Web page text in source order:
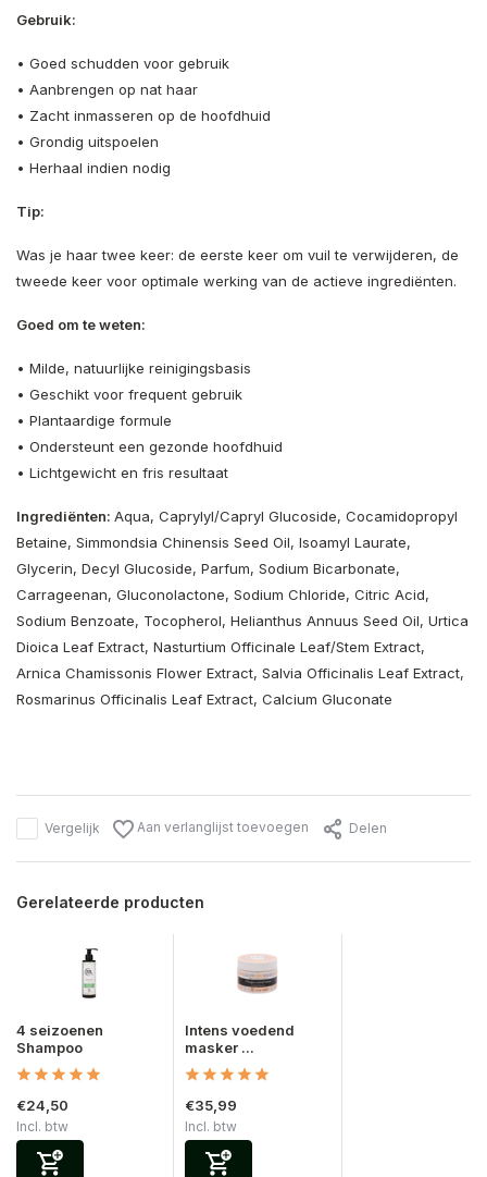
Gebruik:
• Goed schudden voor gebruik
• Aanbrengen op nat haar
• Zacht inmasseren op de hoofdhuid
• Grondig uitspoelen
• Herhaal indien nodig
Tip:
Was je haar twee keer: de eerste keer om vuil te verwijderen, de
tweede keer voor optimale werking van de actieve ingrediënten.
Goed om te weten:
• Milde, natuurlijke reinigingsbasis
• Geschikt voor frequent gebruik
• Plantaardige formule
• Ondersteunt een gezonde hoofdhuid
• Lichtgewicht en fris resultaat
Ingrediënten: Aqua, Caprylyl/Capryl Glucoside, Cocamidopropyl
Betaine, Simmondsia Chinensis Seed Oil, Isoamyl Laurate,
Glycerin, Decyl Glucoside, Parfum, Sodium Bicarbonate,
Carrageenan, Gluconolactone, Sodium Chloride, Citric Acid,
Sodium Benzoate, Tocopherol, Helianthus Annuus Seed Oil, Urtica
Dioica Leaf Extract, Nasturtium Officinale Leaf/Stem Extract,
Arnica Chamissonis Flower Extract, Salvia Officinalis Leaf Extract,
Rosmarinus Officinalis Leaf Extract, Calcium Gluconate
Vergelijk Aan verlanglijst toevoegen Delen
Gerelateerde producten
4 seizoenen
Shampoo
€24,50
Incl. btw
Intens voedend
masker ...
€35,99
Incl. btw